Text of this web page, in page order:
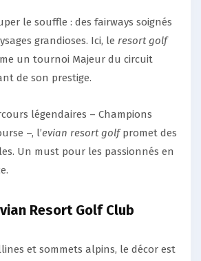
le souffle : des fairways soignés
grandioses. Ici, le resort golf
un tournoi Majeur du circuit
de son prestige.
légendaires – Champions
–, l’evian resort golfpromet des
Un must pour les passionnés en
Resort Golf Club
et sommets alpins, le décor est